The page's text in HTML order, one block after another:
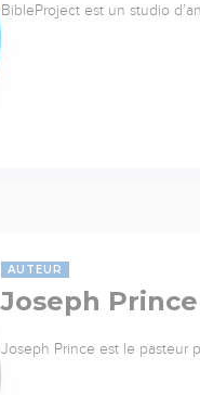
BibleProject est un studio
AUTEUR
Joseph Prince
Joseph Prince est le pasteur